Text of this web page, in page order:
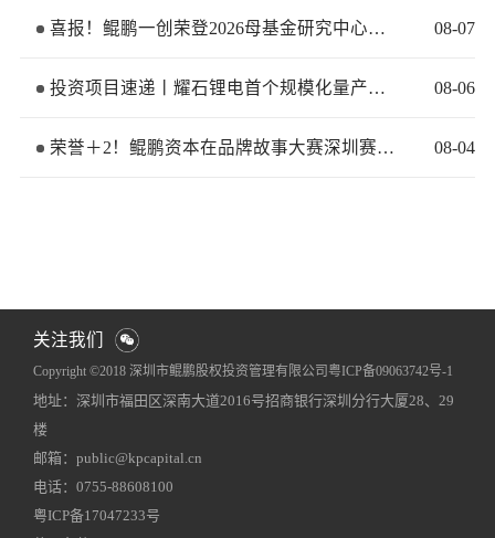
喜报！鲲鹏一创荣登2026母基金研究中心两大榜单 08-07
投资项目速递丨耀石锂电首个规模化量产基地签约落地 08-06
荣誉＋2！鲲鹏资本在品牌故事大赛深圳赛区再获佳绩 08-04
关注我们
Copyright ©2018 深圳市鲲鹏股权投资管理有限公司 粤ICP备09063742号-1
网站地图犀牛云提供企业云服务
地址：深圳市福田区深南大道2016号招商银行深圳分行大厦28、29
楼
邮箱：public@kpcapital.cn
电话：0755-88608100
粤ICP备17047233号